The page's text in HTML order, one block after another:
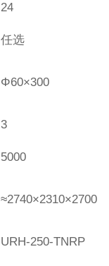
24
任选
Φ60×300
3
5000
≈2740×2310×2700
URH-250-TNRP